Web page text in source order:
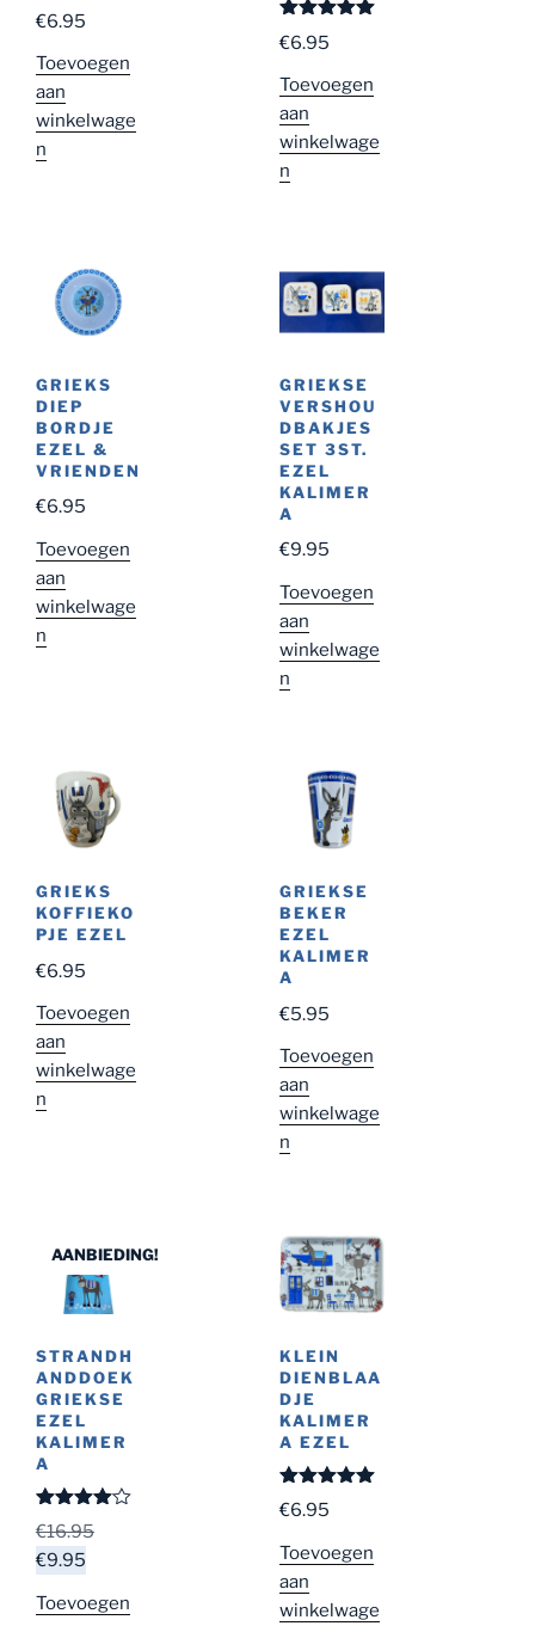
Gewaardeer
d5.00
€6.95
Toevoegen
aan
winkelwage
n
Gewaardeer
d5.00
€6.95
Toevoegen
aan
winkelwage
n
GRIEKS
DIEP
BORDJE
EZEL &
VRIENDEN
€6.95
Toevoegen
aan
winkelwage
n
GRIEKSE
VERSHOU
DBAKJES
SET 3ST.
EZEL
KALIMER
A
€9.95
Toevoegen
aan
winkelwage
n
GRIEKS
KOFFIEKO
PJE EZEL
€6.95
Toevoegen
aan
winkelwage
n
GRIEKSE
BEKER
EZEL
KALIMER
A
€5.95
Toevoegen
aan
winkelwage
n
AANBIEDING!
STRANDH
ANDDOEK
GRIEKSE
EZEL
KALIMER
A
Gewaarde
erd4.00
uit 5
€16.95Oorspronkelijke
€16.95.
€9.95
is:
Toevoegen
KLEIN
DIENBLAA
DJE
KALIMER
A EZEL
Gewaardeer
d5.00
€6.95
Toevoegen
aan
winkelwage